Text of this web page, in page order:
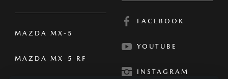
MAZDA MX-5
MAZDA MX-5 RF
FACEBOOK
YOUTUBE
INSTAGRAM